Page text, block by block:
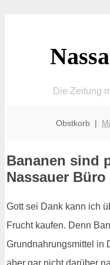
Die Zeitung
Obstkorb |
Bananen sind
Nassauer Büro
Gott sei Dank kann ich
Frucht kaufen. Denn
Grundnahrungsmittel in